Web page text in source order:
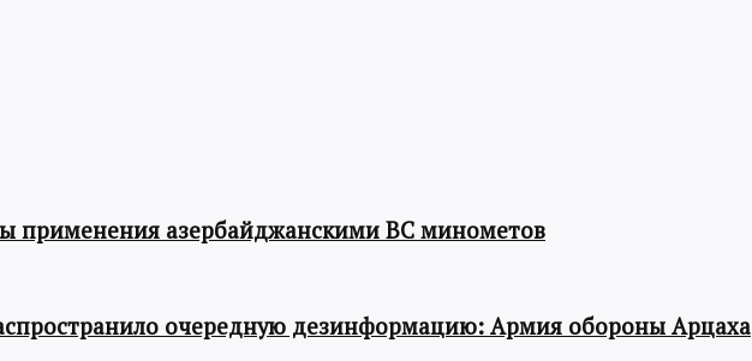
применения азербайджанскими ВС минометов
очередную дезинформацию: Армия обороны Арцаха